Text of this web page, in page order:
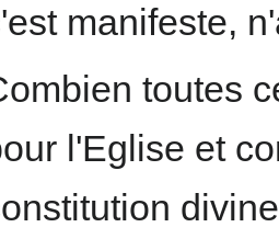
manifeste,
toutes
l'Eglise et